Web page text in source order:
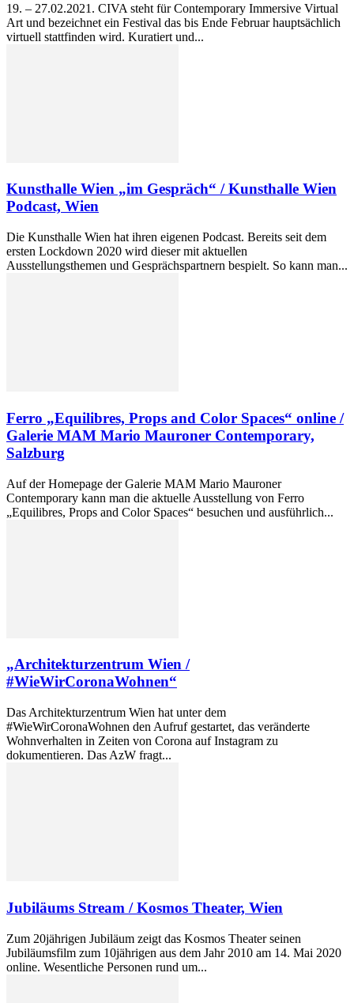
19. – 27.02.2021. CIVA steht für Contemporary Immersive Virtual
Art und bezeichnet ein Festival das bis Ende Februar hauptsächlich
virtuell stattfinden wird. Kuratiert und...
Kunsthalle Wien „im Gespräch“ / Kunsthalle Wien
Podcast, Wien
Die Kunsthalle Wien hat ihren eigenen Podcast. Bereits seit dem
ersten Lockdown 2020 wird dieser mit aktuellen
Ausstellungsthemen und Gesprächspartnern bespielt. So kann man...
Ferro „Equilibres, Props and Color Spaces“ online /
Galerie MAM Mario Mauroner Contemporary,
Salzburg
Auf der Homepage der Galerie MAM Mario Mauroner
Contemporary kann man die aktuelle Ausstellung von Ferro
„Equilibres, Props and Color Spaces“ besuchen und ausführlich...
„Architekturzentrum Wien /
#WieWirCoronaWohnen“
Das Architekturzentrum Wien hat unter dem
#WieWirCoronaWohnen den Aufruf gestartet, das veränderte
Wohnverhalten in Zeiten von Corona auf Instagram zu
dokumentieren. Das AzW fragt...
Jubiläums Stream / Kosmos Theater, Wien
Zum 20jährigen Jubiläum zeigt das Kosmos Theater seinen
Jubiläumsfilm zum 10jährigen aus dem Jahr 2010 am 14. Mai 2020
online. Wesentliche Personen rund um...